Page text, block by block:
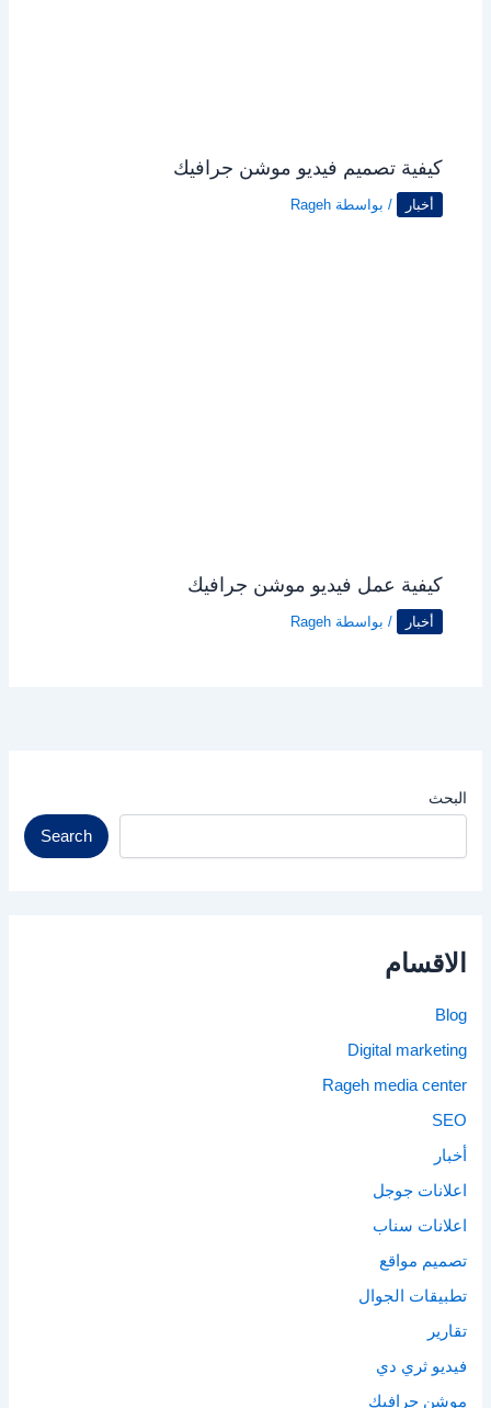
كيفية تصميم فيديو موشن جرافيك
أخبار / بواسطة Rageh
كيفية عمل فيديو موشن جرافيك
أخبار / بواسطة Rageh
البحث
Search
الاقسام
Blog
Digital marketing
Rageh media center
SEO
أخبار
اعلانات جوجل
اعلانات سناب
تصميم مواقع
تطبيقات الجوال
تقارير
فيديو ثري دي
موشن جرافيك